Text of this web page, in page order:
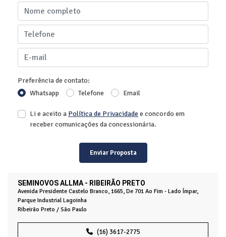
SEMINOVOS ALLMA - RIBEIRÃO PRETO
Avenida Presidente Castelo Branco, 1665, De 701 Ao Fim - Lado Ímpar,
Parque Industrial Lagoinha
Ribeirão Preto / São Paulo
(16) 3617-2775
Preferência de contato:
Whatsapp
Telefone Email
Li e aceito a Política de Privacidadee concordo em
receber comunicações da concessionária.
Enviar Proposta